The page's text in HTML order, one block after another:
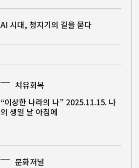
AI 시대, 청지기의 길을 묻다
치유회복
“이상한 나라의 나” 2025.11.15. 나
의 생일 날 아침에
문화저널